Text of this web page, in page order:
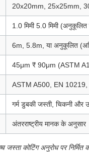
20x20mm, 25x25mm,
1.0 मिमी 5.0 मिमी
6m, 5.8m, या अनुकूलित
45μm ₹ 90μm (ASTM
ASTM A500, EN
गर्म डुबकी जस्ती, चिकनी और
अंतरराष्ट्रीय मानक के अनुसार
कोटिंग अनुरोध पर निर्मित